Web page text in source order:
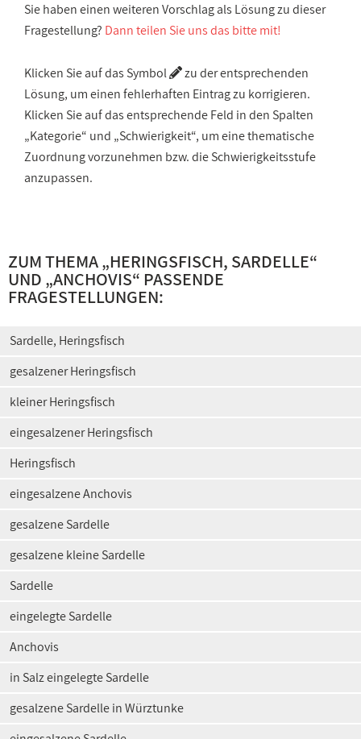
Sie haben einen weiteren Vorschlag als Lösung zu dieser
Fragestellung? Dann teilen Sie uns das bitte mit!
Klicken Sie auf das Symbol
zu der entsprechenden
Lösung, um einen fehlerhaften Eintrag zu korrigieren.
Klicken Sie auf das entsprechende Feld in den Spalten
„Kategorie“ und „Schwierigkeit“, um eine thematische
Zuordnung vorzunehmen bzw. die Schwierigkeitsstufe
anzupassen.
ZUM THEMA „HERINGSFISCH, SARDELLE“
UND „ANCHOVIS“ PASSENDE
FRAGESTELLUNGEN:
Sardelle, Heringsfisch
gesalzener Heringsfisch
kleiner Heringsfisch
eingesalzener Heringsfisch
Heringsfisch
eingesalzene Anchovis
gesalzene Sardelle
gesalzene kleine Sardelle
Sardelle
eingelegte Sardelle
Anchovis
in Salz eingelegte Sardelle
gesalzene Sardelle in Würztunke